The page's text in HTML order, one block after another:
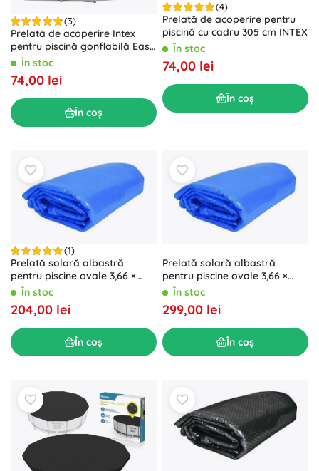
(3)
Prelată de acoperire Intex
pentru piscină gonflabilă Easy
Set 366 cm
În stoc
74,00 lei
În coș
(4)
Prelată de acoperire pentru
piscină cu cadru 305 cm INTEX
În stoc
74,00 lei
În coș
(1)
Prelată solară albastră
pentru piscine ovale 3,66 ×
5,48 m
În stoc
204,00 lei
În coș
Prelată solară albastră
pentru piscine ovale 3,66 ×
7,32 m
În stoc
299,00 lei
În coș